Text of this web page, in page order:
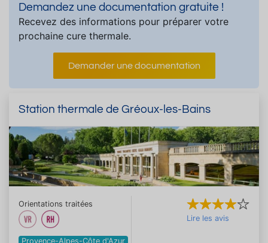
Demandez une documentation gratuite !
Recevez des informations pour préparer votre
prochaine cure thermale.
Demander une documentation
Station thermale de Gréoux-les-Bains
Orientations traitées
Provence-Alpes-Côte d'Azur
Lire les avis